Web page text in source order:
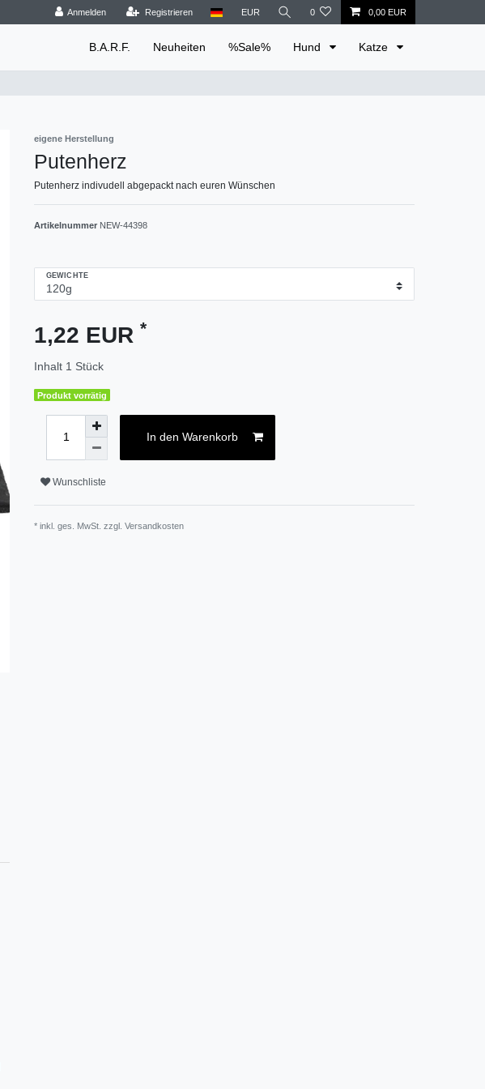
Anmelden Registrieren EUR 0 0,00 EUR
B.A.R.F. Neuheiten %Sale% Hund Katze
eigene Herstellung
Putenherz
Putenherz indivudell abgepackt nach euren Wünschen
Artikelnummer NEW-44398
GEWICHTE
1,22 EUR *
Inhalt 1 Stück
Produkt vorrätig
In den Warenkorb
Wunschliste
* inkl. ges. MwSt. zzgl. Versandkosten